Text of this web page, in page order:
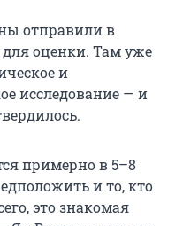
отправили в
оценки. Там уже
и
исследование — и
примерно в 5–8
и то, кто
это знакомая